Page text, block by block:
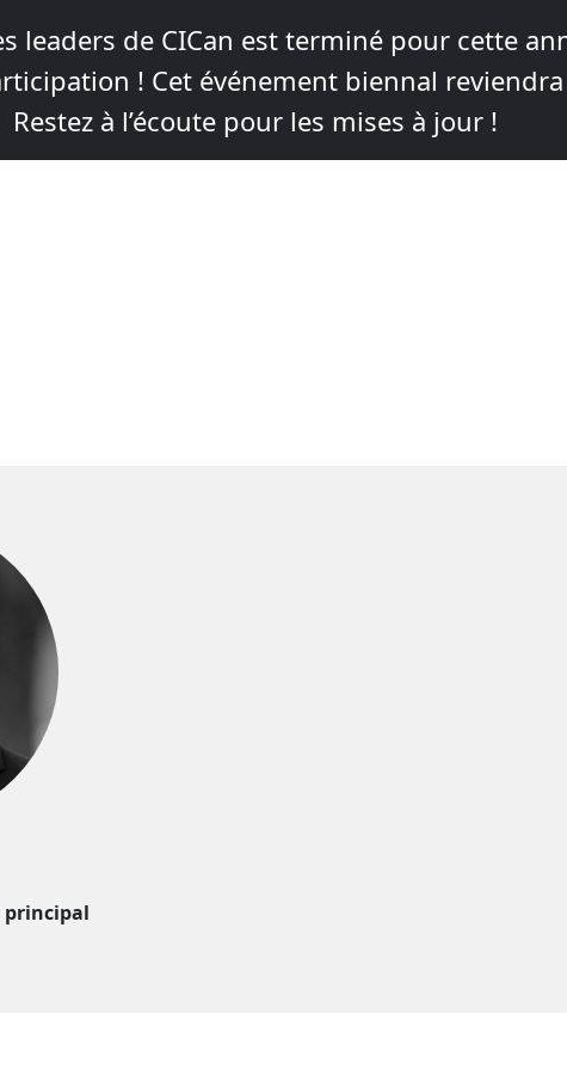
leaders de CICan est terminé pour cette
! Cet événement biennal
Restez à l’écoute pour les mises à jour !
principal